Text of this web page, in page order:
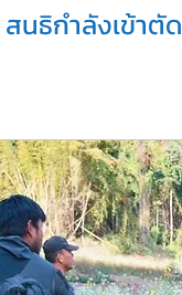
นธิกำลังเข้าตั